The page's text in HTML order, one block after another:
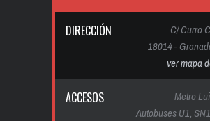
DIRECCIÓN
C/ Curro
18014 -
ver mapa
ACCESOS
Metro
Autobuses U1,